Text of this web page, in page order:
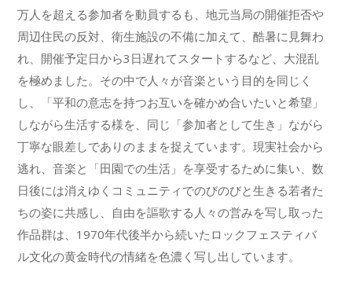
万人を超える参加者を動員するも、地元当局の開催拒否や
周辺住民の反対、衛生施設の不備に加えて、酷暑に見舞わ
れ、開催予定日から3日遅れてスタートするなど、大混乱
を極めました。その中で人々が音楽という目的を同じく
し、「平和の意志を持つお互いを確かめ合いたいと希望」
しながら生活する様を、同じ「参加者として生き」ながら
丁寧な眼差しでありのままを捉えています。現実社会から
逃れ、音楽と「田園での生活」を享受するために集い、数
日後には消えゆくコミュニティでのびのびと生きる若者た
ちの姿に共感し、自由を謳歌する人々の営みを写し取った
作品群は、1970年代後半から続いたロックフェスティバ
ル文化の黄金時代の情緒を色濃く写し出しています。